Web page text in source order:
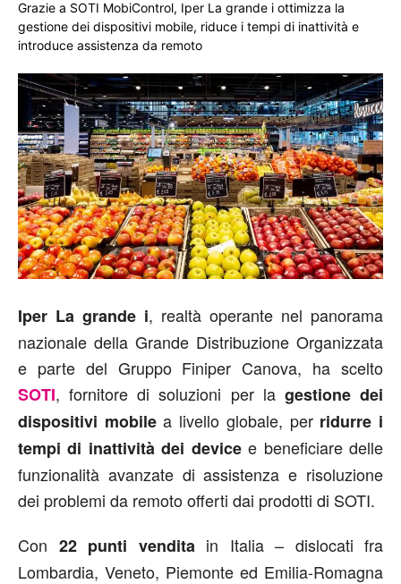
Grazie a SOTI MobiControl, Iper La grande i ottimizza la
gestione dei dispositivi mobile, riduce i tempi di inattività e
introduce assistenza da remoto
Iper La grande i, realtà operante nel panorama
nazionale della Grande Distribuzione Organizzata
e parte del Gruppo Finiper Canova, ha scelto
SOTI, fornitore di soluzioni per la gestione dei
dispositivi mobilea livello globale, per ridurre i
tempi di inattività dei devicee beneficiare delle
funzionalità avanzate di assistenza e risoluzione
dei problemi da remoto offerti dai prodotti di SOTI.
Con 22 punti vendita in Italia – dislocati fra
Lombardia, Veneto, Piemonte ed Emilia-Romagna